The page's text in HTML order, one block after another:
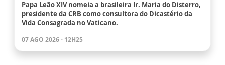
Papa Leão XIV nomeia a brasileira Ir. Maria do Disterro,
presidente da CRB como consultora do Dicastério da
Vida Consagrada no Vaticano.
07 AGO 2026 - 12H25